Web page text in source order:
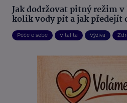
Jak dodržovat pitný režim
kolik vody pít a jak předejít
Péče o sebe Vitalita Výživa